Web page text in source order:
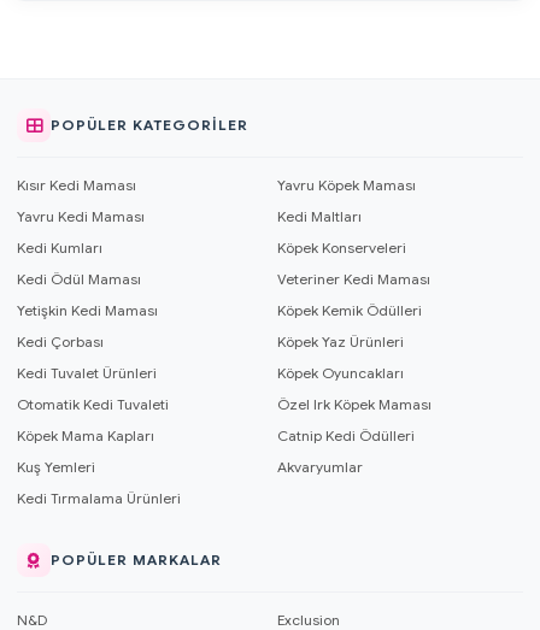
POPÜLER KATEGORILER
Kısır Kedi Maması
Yavru Köpek Maması
Yavru Kedi Maması
Kedi Maltları
Kedi Kumları
Köpek Konserveleri
Kedi Ödül Maması
Veteriner Kedi Maması
Yetişkin Kedi Maması
Köpek Kemik Ödülleri
Kedi Çorbası
Köpek Yaz Ürünleri
Kedi Tuvalet Ürünleri
Köpek Oyuncakları
Otomatik Kedi Tuvaleti
Özel Irk Köpek Maması
Köpek Mama Kapları
Catnip Kedi Ödülleri
Kuş Yemleri
Akvaryumlar
Kedi Tırmalama Ürünleri
POPÜLER MARKALAR
N&D
Exclusion